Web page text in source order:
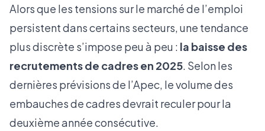
Alors que les tensions sur le marché de l’emploi
persistent dans certains secteurs, une tendance
plus discrète s’impose peu à peu : la baisse des
recrutements de cadres en 2025. Selon les
dernières prévisions de l’Apec, le volume des
embauches de cadres devrait reculer pour la
deuxième année consécutive.